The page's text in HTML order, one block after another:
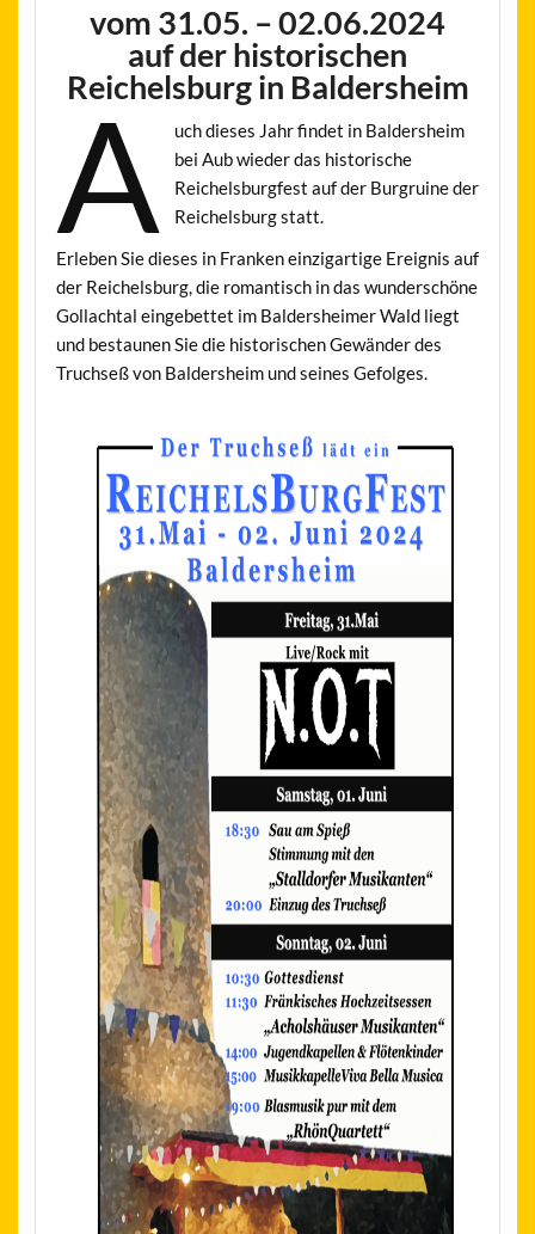
vom 31.05. – 02.06.2024
auf der historischen
Reichelsburg in Baldersheim
A
uch dieses Jahr findet in Baldersheim
bei Aub wieder das historische
Reichelsburgfest auf der Burgruine der
Reichelsburg statt.
Erleben Sie dieses in Franken einzigartige Ereignis auf
der Reichelsburg, die romantisch in das wunderschöne
Gollachtal eingebettet im Baldersheimer Wald liegt
und bestaunen Sie die historischen Gewänder des
Truchseß von Baldersheim und seines Gefolges.